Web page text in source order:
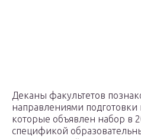
Деканы факультетов
направлениями подготовки
которые объявлен набор в
спецификой